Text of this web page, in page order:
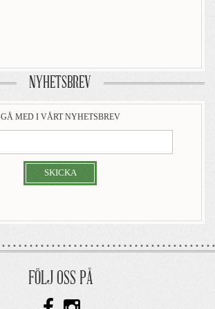
NYHETSBREV
GÅ MED I VÅRT NYHETSBREV
SKICKA
FÖLJ OSS PÅ